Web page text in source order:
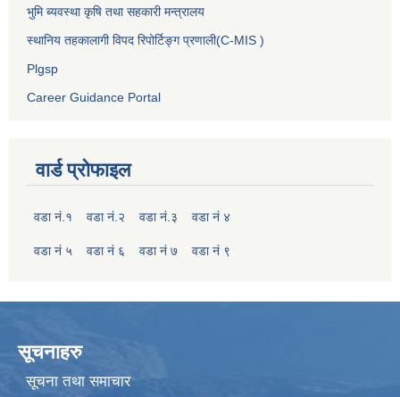
भुमि ब्यवस्था कृषि तथा सहकारी मन्त्रालय
स्थानिय तहकालागी विपद रिपोर्टिङ्ग प्रणाली(C-MIS )
Plgsp
Career Guidance Portal
वार्ड प्रोफाइल
वडा नं.१ वडा नं.२ वडा नं.३ वडा नं ४
वडा नं ५ वडा नं ६ वडा नं ७ वडा नं ९
सूचनाहरु
सूचना तथा समाचार